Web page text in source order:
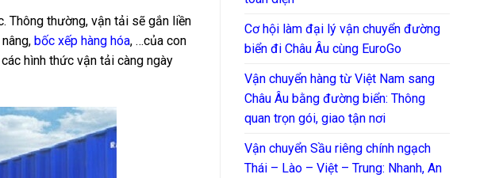
Thông thường, vận tải sẽ gắn liền
bốc xếp hàng hóa, …của con
hình thức vận tải càng ngày
Cơ hội làm đại lý vận chuyển đường
biển đi Châu Âu cùng EuroGo
Vận chuyển hàng từ Việt Nam sang
Châu Âu bằng đường biển: Thông
quan trọn gói, giao tận nơi
Vận chuyển Sầu riêng chính ngạch
Thái – Lào – Việt – Trung: Nhanh, An